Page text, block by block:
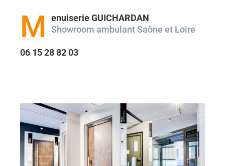
M
enuiserie GUICHARDAN
Showroom ambulant Saône et Loire
06 15 28 82 03